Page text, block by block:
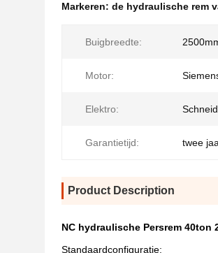
Markeren: de hydraulische rem
Buigbreedte:
Motor:
Elektro:
Garantietijd: twee
Product Description
NC hydraulische Persrem
Standaardconfiguratie: